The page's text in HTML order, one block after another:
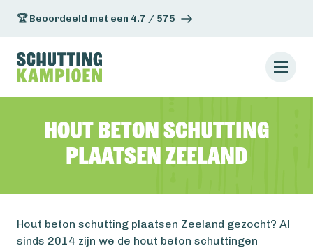
🏆 Beoordeeld met een 4.7 / 575
Hout beton schutting
plaatsen Zeeland
Hout beton schutting plaatsen Zeeland gezocht? Al
sinds 2014 zijn we de hout beton schuttingen